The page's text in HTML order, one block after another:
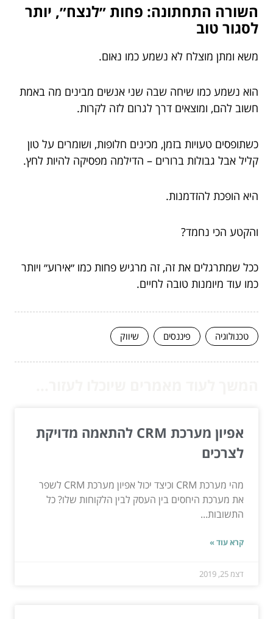
השורה התחתונה: פחות ״לנצח״, יותר
לסגור טוב
משא ומתן מוצלח לא נשמע כמו נאום.
הוא נשמע כמו שיחה שבה שני אנשים מבינים מה באמת
חשוב להם, ומוצאים דרך לגרום לזה לקרות.
כשתופסים טעויות בזמן, מכינים חלופות, ושומרים על טון
קליל אבל גבולות ברורים – הדילמה מפסיקה להיות לחץ.
היא הופכת להזדמנות.
והקטע הכי נחמד?
ככל שמתרגלים את זה, זה מרגיש פחות כמו ״אירוע״ ויותר
כמו עוד מיומנות טובה לחיים.
טכנולוגיה פיננסים שיווק
אפיון מערכת CRM להתאמה מדויקת
לצרכים
מהי מערכת CRM וכיצד יכול אפיון מערכת CRM לשפר
את מערכת היחסים בין העסק לבין הלקוחות שלו? כל
התשובות...
קרא עוד »
דצמ 25, 2019